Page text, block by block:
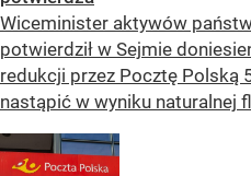
Wiceminister aktywów
potwierdził w Sejmie
redukcji przez Pocztę Polską
nastąpić w wyniku naturalnej